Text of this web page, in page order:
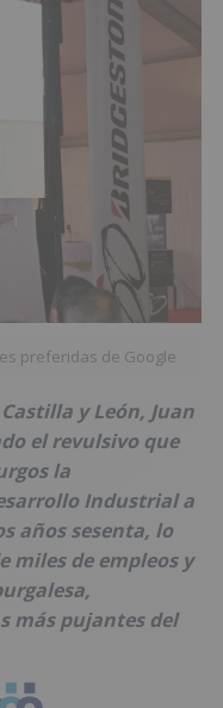
preferidas de Google
y León, Juan
el revulsivo que
la
Industrial a
años sesenta, lo
miles de empleos y
más pujantes del